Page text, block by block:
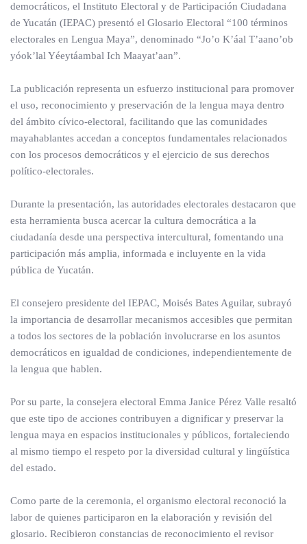
democráticos, el Instituto Electoral y de Participación Ciudadana
de Yucatán (IEPAC) presentó el Glosario Electoral “100 términos
electorales en Lengua Maya”, denominado “Jo’o K’áal T’aano’ob
yóok’lal Yéeytáambal Ich Maayat’aan”.
La publicación representa un esfuerzo institucional para promover
el uso, reconocimiento y preservación de la lengua maya dentro
del ámbito cívico-electoral, facilitando que las comunidades
mayahablantes accedan a conceptos fundamentales relacionados
con los procesos democráticos y el ejercicio de sus derechos
político-electorales.
Durante la presentación, las autoridades electorales destacaron que
esta herramienta busca acercar la cultura democrática a la
ciudadanía desde una perspectiva intercultural, fomentando una
participación más amplia, informada e incluyente en la vida
pública de Yucatán.
El consejero presidente del IEPAC, Moisés Bates Aguilar, subrayó
la importancia de desarrollar mecanismos accesibles que permitan
a todos los sectores de la población involucrarse en los asuntos
democráticos en igualdad de condiciones, independientemente de
la lengua que hablen.
Por su parte, la consejera electoral Emma Janice Pérez Valle resaltó
que este tipo de acciones contribuyen a dignificar y preservar la
lengua maya en espacios institucionales y públicos, fortaleciendo
al mismo tiempo el respeto por la diversidad cultural y lingüística
del estado.
Como parte de la ceremonia, el organismo electoral reconoció la
labor de quienes participaron en la elaboración y revisión del
glosario. Recibieron constancias de reconocimiento el revisor